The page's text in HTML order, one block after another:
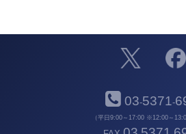
03-5371-
（平日9:00～17:00 ※12:00～